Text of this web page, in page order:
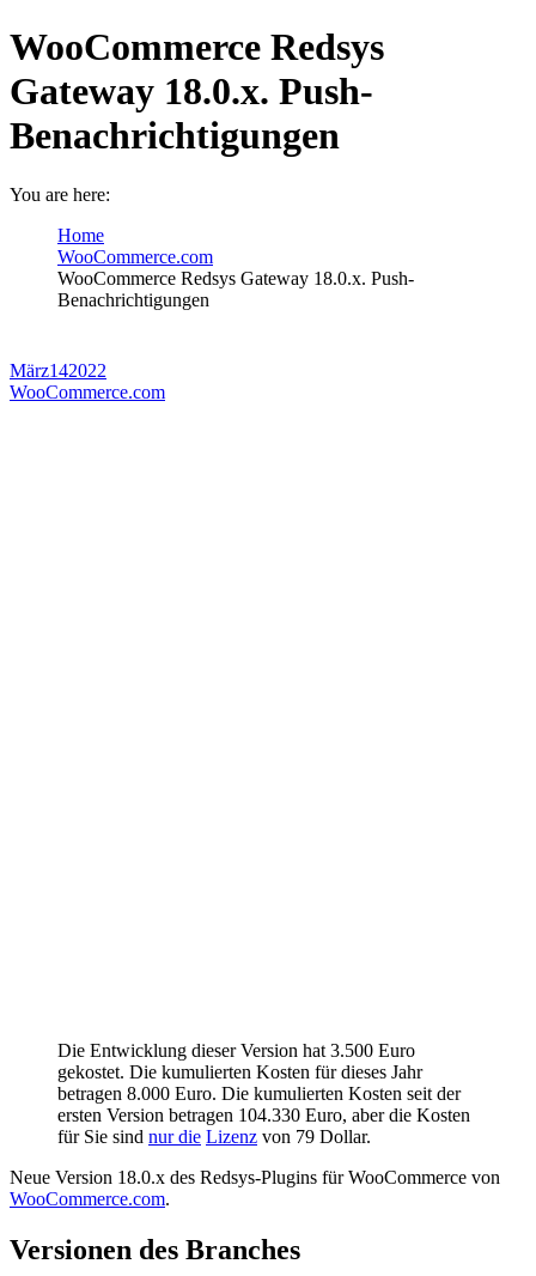
WooCommerce Redsys
Gateway 18.0.x. Push-
Benachrichtigungen
You are here:
Home
WooCommerce.com
WooCommerce Redsys Gateway 18.0.x. Push-
Benachrichtigungen
März142022
WooCommerce.com
Die Entwicklung dieser Version hat 3.500 Euro
gekostet. Die kumulierten Kosten für dieses Jahr
betragen 8.000 Euro. Die kumulierten Kosten seit der
ersten Version betragen 104.330 Euro, aber die Kosten
für Sie sind nur die Lizenz von 79 Dollar.
Neue Version 18.0.x des Redsys-Plugins für WooCommerce von
WooCommerce.com.
Versionen des Branches